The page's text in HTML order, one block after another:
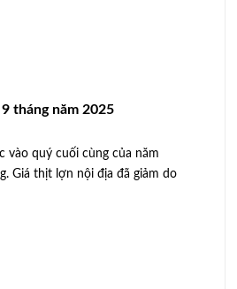
tháng năm 2025
vào quý cuối cùng của năm
Giá thịt lợn nội địa đã giảm do